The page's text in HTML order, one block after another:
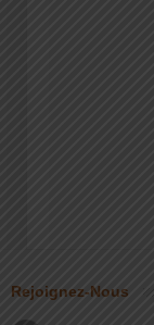
Rejoignez-Nous